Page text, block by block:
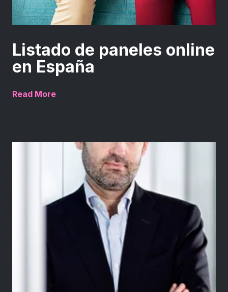
Listado de paneles online
en España
Read More